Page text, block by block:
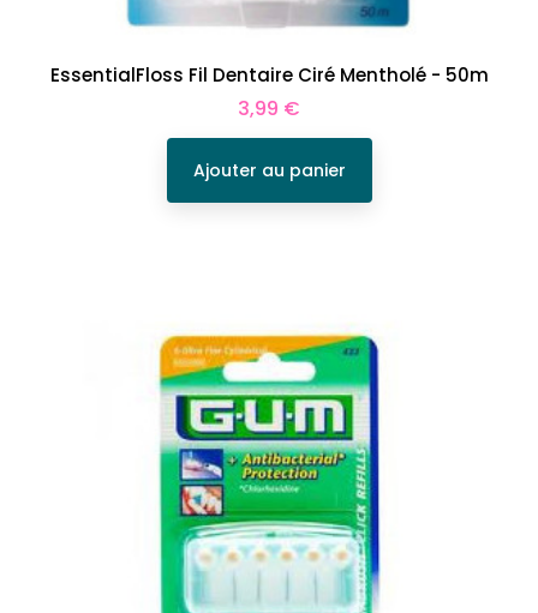
EssentialFloss Fil Dentaire Ciré Mentholé - 50m
Prix
3,99 €
Ajouter au panier